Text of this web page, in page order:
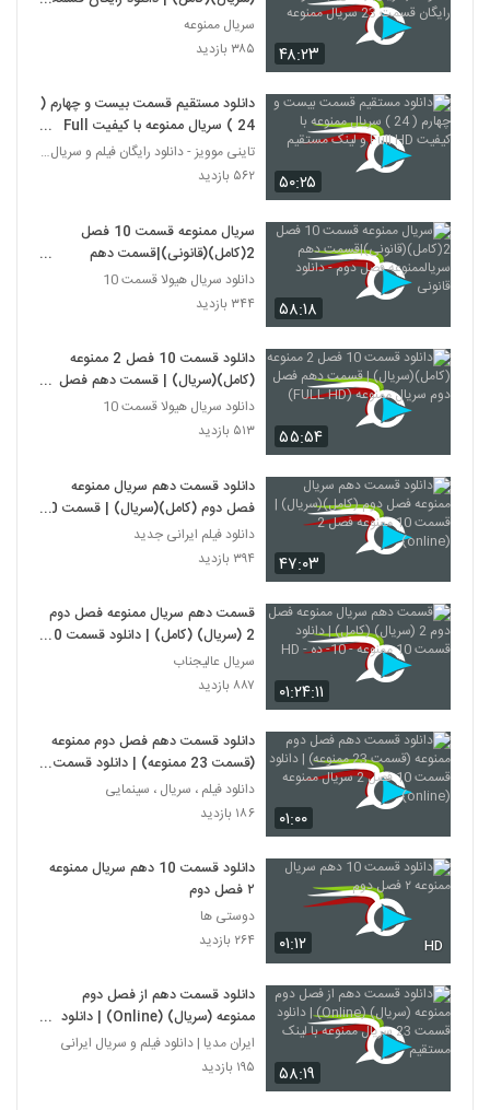
۴۸:۲۳
23 سریال ممنوعه
سریال ممنوعه
۳۸۵ بازدید
۵۰:۲۵
دانلود مستقیم قسمت بیست و چهارم (
24 ) سریال ممنوعه با کیفیت Full
HD و لینک مستقیم
تاینی موویز - دانلود رایگان فیلم و سریال ایرانی جد
۵۶۲ بازدید
۵۸:۱۸
سریال ممنوعه قسمت 10 فصل
2(کامل)(قانونی)|قسمت دهم
سریالممنوعه فصل دوم - دانلود قانونی
دانلود سریال هیولا قسمت 10
۳۴۴ بازدید
۵۵:۵۴
دانلود قسمت 10 فصل 2 ممنوعه
(کامل)(سریال) | قسمت دهم فصل
دوم سریال ممنوعه (FULL HD)
دانلود سریال هیولا قسمت 10
۵۱۳ بازدید
۴۷:۰۳
دانلود قسمت دهم سریال ممنوعه
فصل دوم (کامل)(سریال) | قسمت 10
ممنوعه فصل 2 (online)
دانلود فیلم ایرانی جدید
۳۹۴ بازدید
۰۱:۲۴:۱۱
قسمت دهم سریال ممنوعه فصل دوم
2 (سریال) (کامل) | دانلود قسمت 10
ممنوعه - 10- ده - HD
سریال عالیجناب
۸۸۷ بازدید
۰۱:۰۰
دانلود قسمت دهم فصل دوم ممنوعه
(قسمت 23 ممنوعه) | دانلود قسمت
10 فصل 2 سریال ممنوعه (online)
دانلود فیلم ، سریال ، سینمایی
۱۸۶ بازدید
۰۱:۱۲ HD
دانلود قسمت 10 دهم سریال ممنوعه
۲ فصل دوم
دوستی ها
۲۶۴ بازدید
۵۸:۱۹
دانلود قسمت دهم از فصل دوم
ممنوعه (سریال) (Online) | دانلود
قسمت 23 سریال ممنوعه با لینک
مستقیم
ایران مدیا | دانلود فیلم و سریال ایرانی
۱۹۵ بازدید